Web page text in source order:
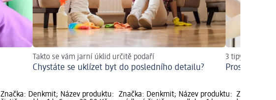
Takto se vám jarní úklid určitě podaří
Chystáte se uklízet byt do posledního detailu?
3 tipy na
Prospěšné
Značka: Denkmit; Název produktu:
Značka: Denkmit; Název produktu:
Značka: